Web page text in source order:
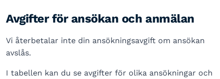
Avgifter för ansökan och anmälan
Vi återbetalar inte din ansökningsavgift om ansökan
avslås.
I tabellen kan du se avgifter för olika ansökningar och